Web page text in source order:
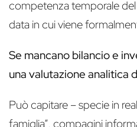
competenza temporale
data in cui viene
Se mancano bilancio e
una valutazione analitica
Può capitare – specie in
famiglia”, compagini